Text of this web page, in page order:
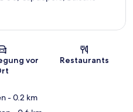
vor
Restaurants
- 0.2 km